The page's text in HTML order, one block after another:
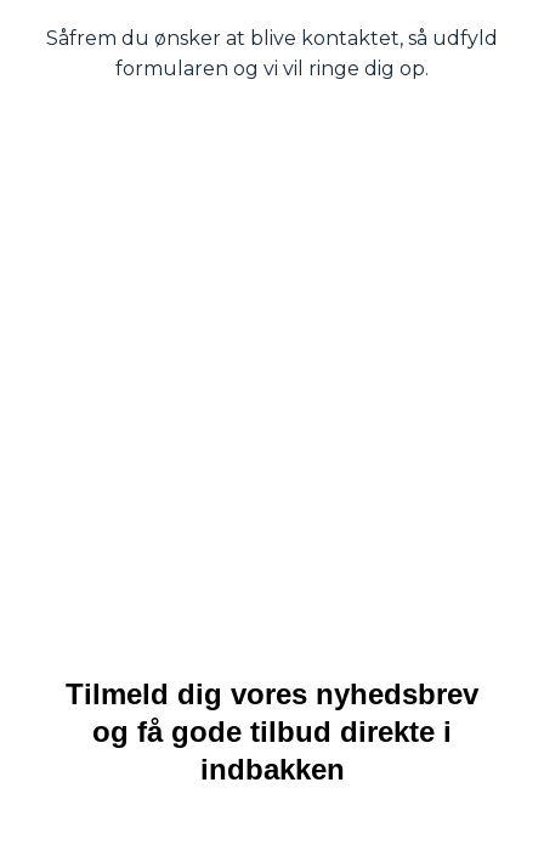
Såfrem du ønsker at blive kontaktet, så udfyld
formularen og vi vil ringe dig op.
Tilmeld dig vores nyhedsbrev
og få gode tilbud direkte i
indbakken